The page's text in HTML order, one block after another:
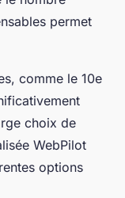
permet
comme le 10e
choix de
WebPilot
options